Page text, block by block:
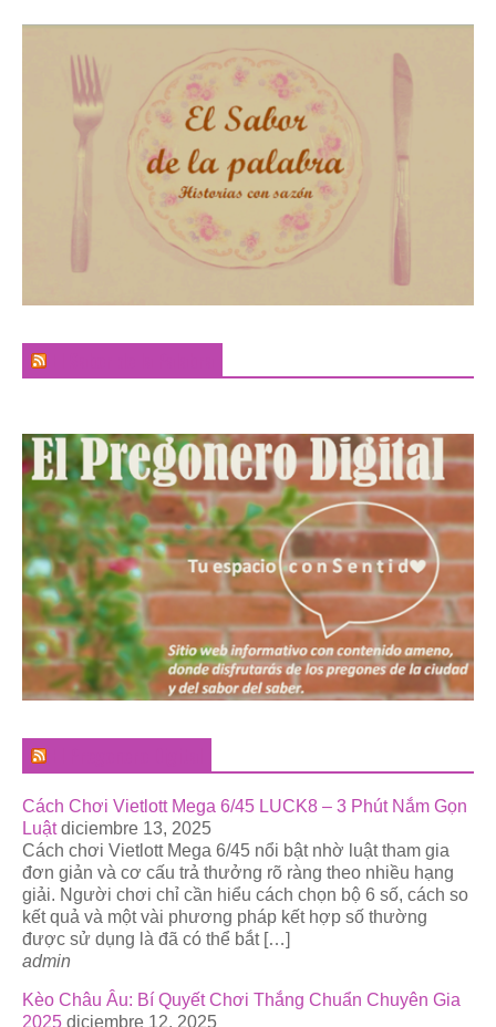
Cách Chơi Vietlott Mega 6/45 LUCK8 – 3 Phút Nắm Gọn
Luật diciembre 13, 2025
Cách chơi Vietlott Mega 6/45 nổi bật nhờ luật tham gia
đơn giản và cơ cấu trả thưởng rõ ràng theo nhiều hạng
giải. Người chơi chỉ cần hiểu cách chọn bộ 6 số, cách so
kết quả và một vài phương pháp kết hợp số thường
được sử dụng là đã có thể bắt […]
admin
Kèo Châu Âu: Bí Quyết Chơi Thắng Chuẩn Chuyên Gia
2025 diciembre 12, 2025